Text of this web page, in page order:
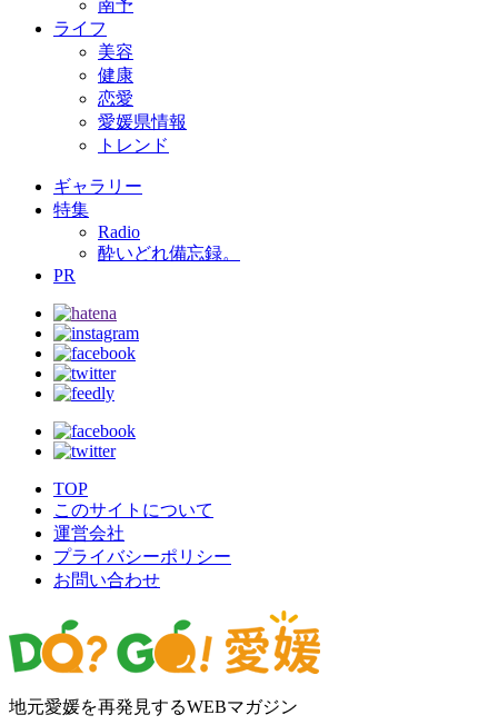
南予
ライフ
美容
健康
恋愛
愛媛県情報
トレンド
ギャラリー
特集
Radio
酔いどれ備忘録。
PR
TOP
このサイトについて
運営会社
プライバシーポリシー
お問い合わせ
地元愛媛を再発見するWEBマガジン